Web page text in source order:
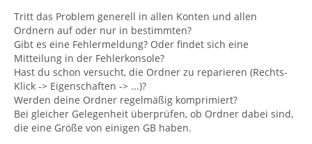
Tritt das Problem generell in allen Konten und allen
Ordnern auf oder nur in bestimmten?
Gibt es eine Fehlermeldung? Oder findet sich eine
Mitteilung in der Fehlerkonsole?
Hast du schon versucht, die Ordner zu reparieren (Rechts-
Klick -> Eigenschaften -> ...)?
Werden deine Ordner regelmäßig komprimiert?
Bei gleicher Gelegenheit überprüfen, ob Ordner dabei sind,
die eine Größe von einigen GB haben.